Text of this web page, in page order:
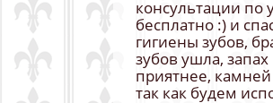
консультации по
бесплатно :) и
гигиены зубов,
зубов ушла,
приятнее,
так как будем